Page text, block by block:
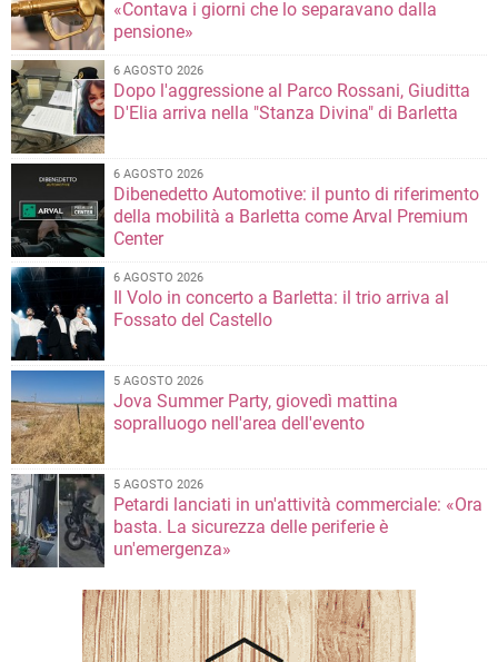
«Contava i giorni che lo separavano dalla
pensione»
6 AGOSTO 2026
Dopo l'aggressione al Parco Rossani, Giuditta
D'Elia arriva nella "Stanza Divina" di Barletta
6 AGOSTO 2026
Dibenedetto Automotive: il punto di riferimento
della mobilità a Barletta come Arval Premium
Center
6 AGOSTO 2026
Il Volo in concerto a Barletta: il trio arriva al
Fossato del Castello
5 AGOSTO 2026
Jova Summer Party, giovedì mattina
sopralluogo nell'area dell'evento
5 AGOSTO 2026
Petardi lanciati in un'attività commerciale: «Ora
basta. La sicurezza delle periferie è
un'emergenza»